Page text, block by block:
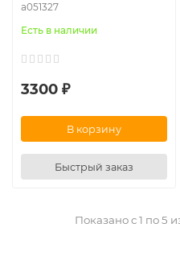
a051327
Есть в наличии
3300 ₽
В корзину
Быстрый заказ
Показано с 1 по 5